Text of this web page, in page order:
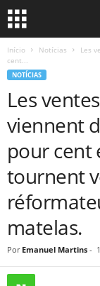
Início Notícias
Les
cent...
NOTÍCIAS
Les
viennent
pour cent
tournent
matelas.
Por Emanuel Martins -